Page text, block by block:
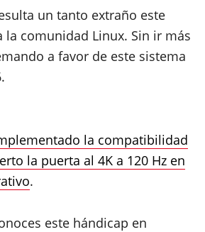
un tanto extraño este
la comunidad Linux. Sin ir más
a favor de este sistema
la compatibilidad
la puerta al 4K a 120 Hz en
.
este hándicap en